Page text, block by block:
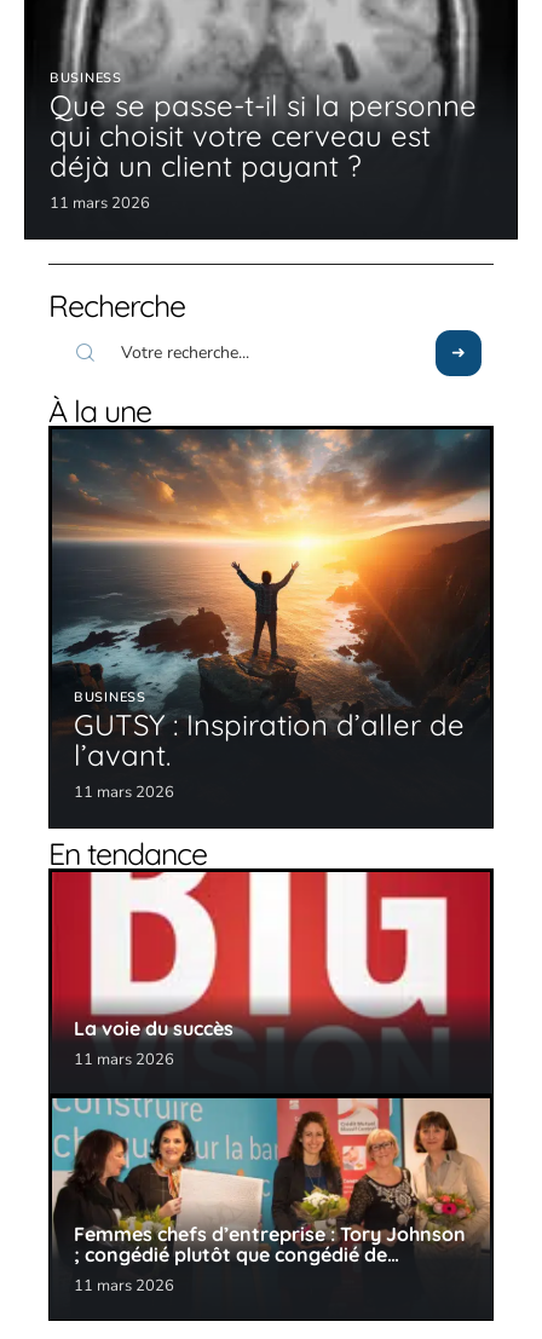
BUSINESS
Que se passe-t-il si la personne
qui choisit votre cerveau est
déjà un client payant ?
11 mars 2026
Recherche
À la une
BUSINESS
GUTSY : Inspiration d’aller de
l’avant.
11 mars 2026
En tendance
La voie du succès
11 mars 2026
Femmes chefs d’entreprise : Tory Johnson
; congédié plutôt que congédié de…
11 mars 2026